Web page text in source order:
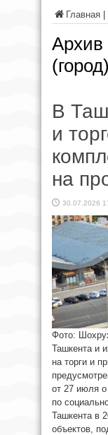
Главная
Архив
(город)
В
и
на
30.07.2026
Фото:
Ташкента и
на торги и
от 27 июля
по
Ташкента в
объектов,